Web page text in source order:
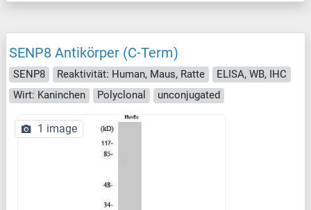
SENP8 Antikörper (C-Term)
SENP8 Reaktivität: Human, Maus, Ratte
ELISA, WB, IHC
Wirt: Kaninchen
Polyclonal unconjugated
1 image